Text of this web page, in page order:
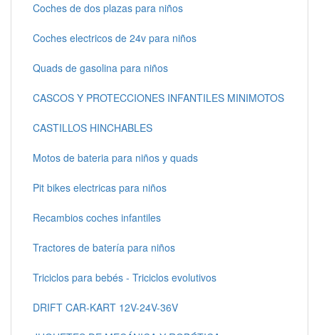
Coches de dos plazas para niños
Coches electricos de 24v para niños
Quads de gasolina para niños
CASCOS Y PROTECCIONES INFANTILES MINIMOTOS
CASTILLOS HINCHABLES
Motos de bateria para niños y quads
Pit bikes electricas para niños
Recambios coches infantiles
Tractores de batería para niños
Triciclos para bebés - Triciclos evolutivos
DRIFT CAR-KART 12V-24V-36V